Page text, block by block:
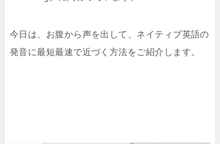
今日は、お腹から声を出して、ネイティブ英語の
発音に最短最速で近づく方法をご紹介します。